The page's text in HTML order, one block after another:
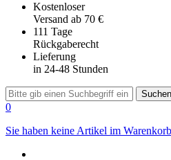
Kostenloser
Versand ab 70 €
111 Tage
Rückgaberecht
Lieferung
in 24-48 Stunden
Suchen
0
Sie haben keine Artikel im